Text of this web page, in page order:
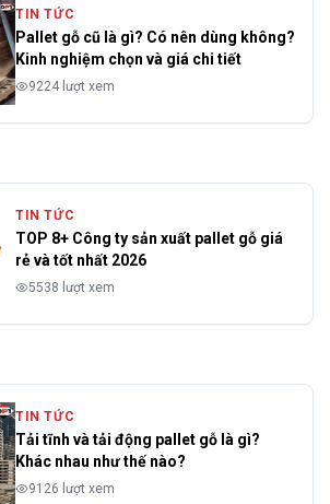
TIN TỨC
Pallet gỗ cũ là gì? Có nên dùng không?
Kinh nghiệm chọn và giá chi tiết
9224 lượt xem
TIN TỨC
TOP 8+ Công ty sản xuất pallet gỗ giá
rẻ và tốt nhất 2026
5538 lượt xem
TIN TỨC
Tải tĩnh và tải động pallet gỗ là gì?
Khác nhau như thế nào?
9126 lượt xem